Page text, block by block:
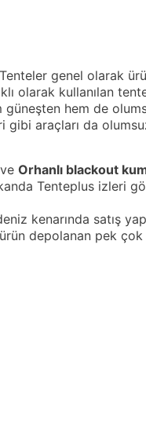
genel olarak
olarak kullanılan
hem de
gibi araçları da
ve Orhanlı blackout
Tenteplus izleri
kenarında satış
depolanan pek